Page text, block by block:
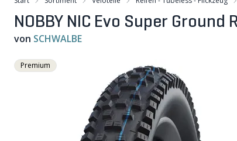
NOBBY NIC Evo Super
von SCHWALBE
Premium